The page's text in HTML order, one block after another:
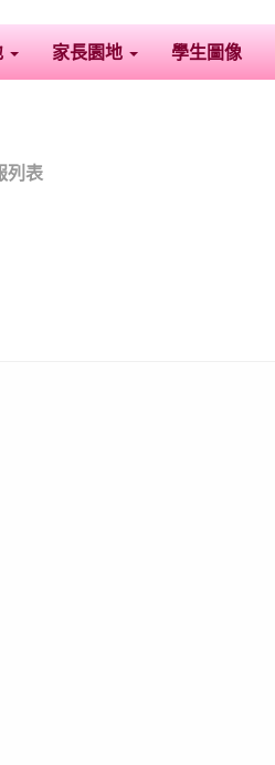
家長園地 學生圖像
列表